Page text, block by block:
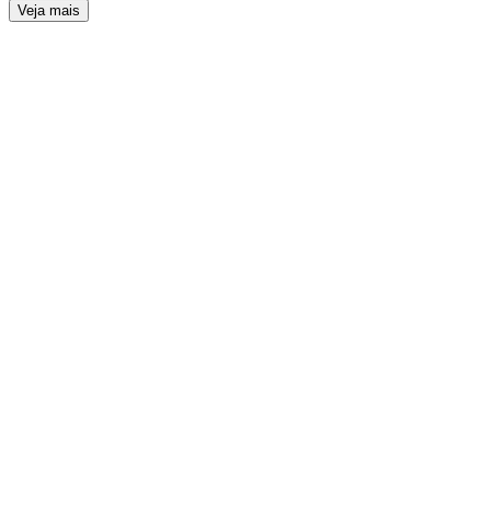
Veja mais